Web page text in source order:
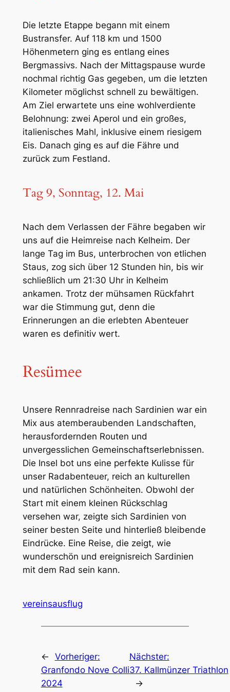
Die letzte Etappe begann mit einem
Bustransfer. Auf 118 km und 1500
Höhenmetern ging es entlang eines
Bergmassivs. Nach der Mittagspause wurde
nochmal richtig Gas gegeben, um die letzten
Kilometer möglichst schnell zu bewältigen.
Am Ziel erwartete uns eine wohlverdiente
Belohnung: zwei Aperol und ein großes,
italienisches Mahl, inklusive einem riesigem
Eis. Danach ging es auf die Fähre und
zurück zum Festland.
Tag 9, Sonntag, 12. Mai
Nach dem Verlassen der Fähre begaben wir
uns auf die Heimreise nach Kelheim. Der
lange Tag im Bus, unterbrochen von etlichen
Staus, zog sich über 12 Stunden hin, bis wir
schließlich um 21:30 Uhr in Kelheim
ankamen. Trotz der mühsamen Rückfahrt
war die Stimmung gut, denn die
Erinnerungen an die erlebten Abenteuer
waren es definitiv wert.
Resümee
Unsere Rennradreise nach Sardinien war ein
Mix aus atemberaubenden Landschaften,
herausfordernden Routen und
unvergesslichen Gemeinschaftserlebnissen.
Die Insel bot uns eine perfekte Kulisse für
unser Radabenteuer, reich an kulturellen
und natürlichen Schönheiten. Obwohl der
Start mit einem kleinen Rückschlag
versehen war, zeigte sich Sardinien von
seiner besten Seite und hinterließ bleibende
Eindrücke. Eine Reise, die zeigt, wie
wunderschön und ereignisreich Sardinien
mit dem Rad sein kann.
vereinsausflug
← Vorheriger:
Granfondo Nove Colli
2024
Nächster:
37. Kallmünzer Triathlon
→